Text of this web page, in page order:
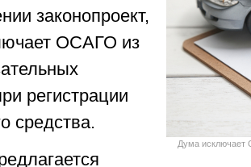
Дума исключает
законопроект,
ОСАГО из
регистрации
средства.